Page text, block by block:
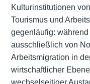
Kulturinstitutionen
Tourismus und
gegenläufig:
ausschließlich von
Arbeitsmigration in
wirtschaftlicher